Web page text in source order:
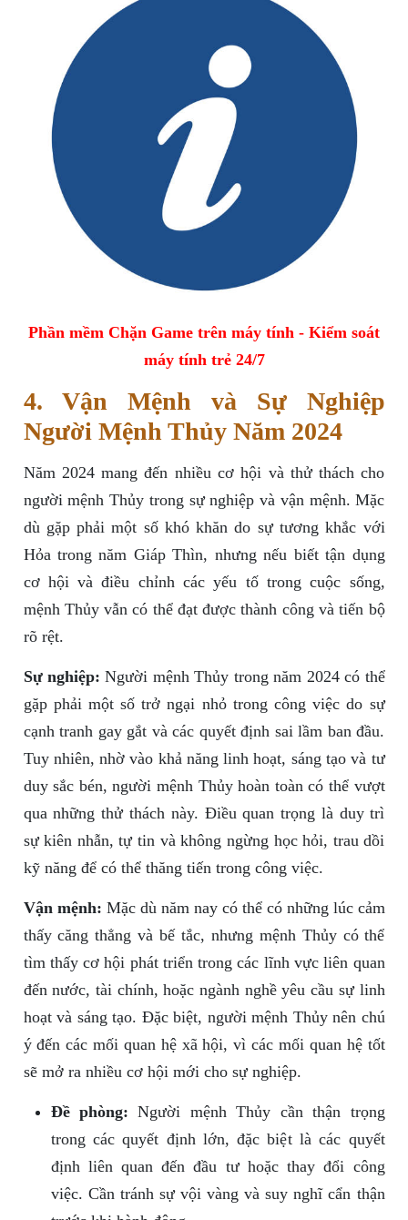
Phần mềm Chặn Game trên máy tính - Kiểm soát
máy tính trẻ 24/7
4. Vận Mệnh và Sự Nghiệp
Người Mệnh Thủy Năm 2024
Năm 2024 mang đến nhiều cơ hội và thử thách cho
người mệnh Thủy trong sự nghiệp và vận mệnh. Mặc
dù gặp phải một số khó khăn do sự tương khắc với
Hỏa trong năm Giáp Thìn, nhưng nếu biết tận dụng
cơ hội và điều chỉnh các yếu tố trong cuộc sống,
mệnh Thủy vẫn có thể đạt được thành công và tiến bộ
rõ rệt.
Sự nghiệp: Người mệnh Thủy trong năm 2024 có thể
gặp phải một số trở ngại nhỏ trong công việc do sự
cạnh tranh gay gắt và các quyết định sai lầm ban đầu.
Tuy nhiên, nhờ vào khả năng linh hoạt, sáng tạo và tư
duy sắc bén, người mệnh Thủy hoàn toàn có thể vượt
qua những thử thách này. Điều quan trọng là duy trì
sự kiên nhẫn, tự tin và không ngừng học hỏi, trau dồi
kỹ năng để có thể thăng tiến trong công việc.
Vận mệnh: Mặc dù năm nay có thể có những lúc cảm
thấy căng thẳng và bế tắc, nhưng mệnh Thủy có thể
tìm thấy cơ hội phát triển trong các lĩnh vực liên quan
đến nước, tài chính, hoặc ngành nghề yêu cầu sự linh
hoạt và sáng tạo. Đặc biệt, người mệnh Thủy nên chú
ý đến các mối quan hệ xã hội, vì các mối quan hệ tốt
sẽ mở ra nhiều cơ hội mới cho sự nghiệp.
Đề phòng: Người mệnh Thủy cần thận trọng
trong các quyết định lớn, đặc biệt là các quyết
định liên quan đến đầu tư hoặc thay đổi công
việc. Cần tránh sự vội vàng và suy nghĩ cẩn thận